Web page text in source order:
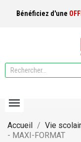
Bénéficiez d'une
Accueil Vie
- MAXI-FORMAT